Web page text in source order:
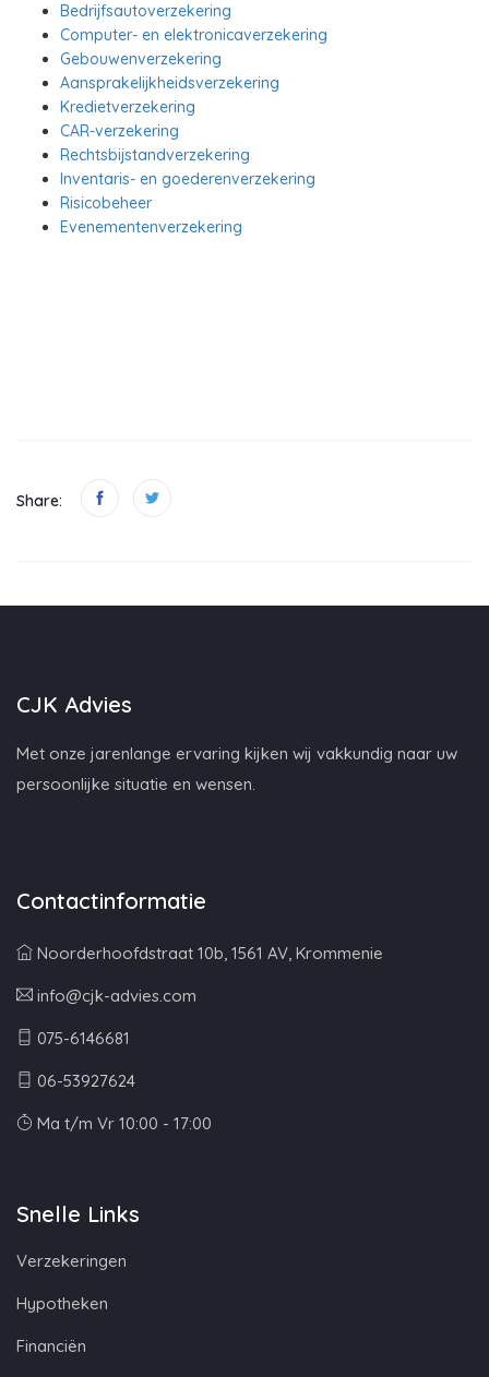
Bedrijfsautoverzekering
Computer- en elektronicaverzekering
Gebouwenverzekering
Aansprakelijkheidsverzekering
Kredietverzekering
CAR-verzekering
Rechtsbijstandverzekering
Inventaris- en goederenverzekering
Risicobeheer
Evenementenverzekering
Share:
CJK Advies
Met onze jarenlange ervaring kijken wij vakkundig naar uw
persoonlijke situatie en wensen.
Contactinformatie
Noorderhoofdstraat 10b, 1561 AV, Krommenie
info@cjk-advies.com
075-6146681
06-53927624
Ma t/m Vr 10:00 - 17:00
Snelle Links
Verzekeringen
Hypotheken
Financiën